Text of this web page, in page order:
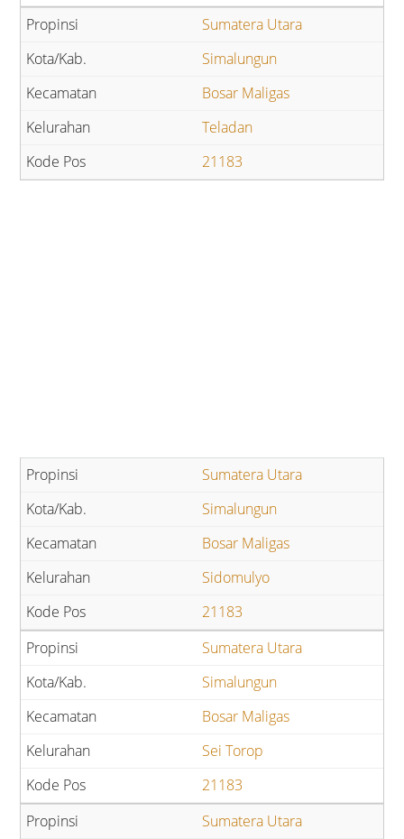
Sumatera Utara
Simalungun
Bosar Maligas
Teladan
21183
Sumatera Utara
Simalungun
Bosar Maligas
Sidomulyo
21183
Sumatera Utara
Simalungun
Bosar Maligas
Sei Torop
21183
Sumatera Utara